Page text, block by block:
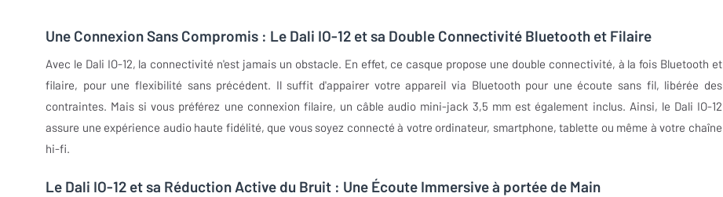
Une Connexion Sans Compromis : Le Dali IO-12 et sa Double Connectivité Bluetooth et Filaire
Avec le Dali IO-12, la connectivité n'est jamais un obstacle. En effet, ce casque propose une double connectivité, à la fois Bluetooth et
filaire, pour une flexibilité sans précédent. Il suffit d'appairer votre appareil via Bluetooth pour une écoute sans fil, libérée des
contraintes. Mais si vous préférez une connexion filaire, un câble audio mini-jack 3,5 mm est également inclus. Ainsi, le Dali IO-12
assure une expérience audio haute fidélité, que vous soyez connecté à votre ordinateur, smartphone, tablette ou même à votre chaîne
hi-fi.
Le Dali IO-12 et sa Réduction Active du Bruit : Une Écoute Immersive à portée de Main